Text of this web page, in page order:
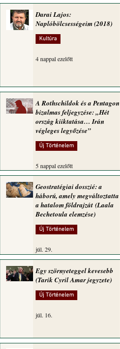
Darai Lajos:
Naplóbölcsességeim (2018)
Kultúra
4 nappal ezelőtt
A Rothschildok és a Pentagon
bizalmas feljegyzése: „Hét
ország kiiktatása… Irán
végleges legyőzése”
Új Történelem
5 nappal ezelőtt
Geostratégiai dosszié: a
háború, amely megváltoztatta
a hatalom földrajzát (Laala
Bechetoula elemzése)
Új Történelem
júl. 29.
Egy szörnyeteggel kevesebb
(Tarik Cyril Amar jegyzete)
Új Történelem
júl. 16.